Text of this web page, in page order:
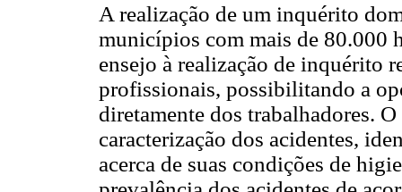
A realização de um inquérito
municípios com mais de 80.000
ensejo à realização de inquérito
profissionais, possibilitando a
diretamente dos trabalhadores.
caracterização dos acidentes,
acerca de suas condições de